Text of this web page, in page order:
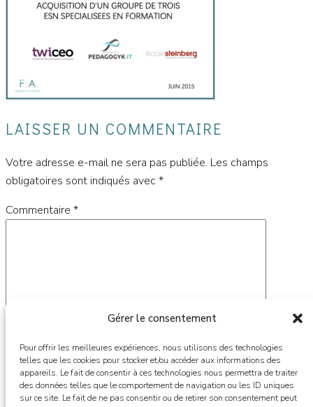
Gérer le consentement
Pour offrir les meilleures expériences, nous utilisons des technologies
telles que les cookies pour stocker et/ou accéder aux informations des
appareils. Le fait de consentir à ces technologies nous permettra de traiter
des données telles que le comportement de navigation ou les ID uniques
sur ce site. Le fait de ne pas consentir ou de retirer son consentement peut
LAISSER UN COMMENTAIRE
Votre adresse e-mail ne sera pas publiée. Les champs
obligatoires sont indiqués avec *
Commentaire *
Nom*